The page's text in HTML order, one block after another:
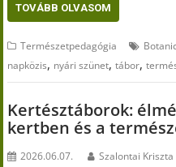
TOVÁBB OLVASOM
Természetpedagógia
napközis, nyári szünet,tábor,
Kertésztáborok:
kertben és a
2026.06.07. Szalontai Kriszta